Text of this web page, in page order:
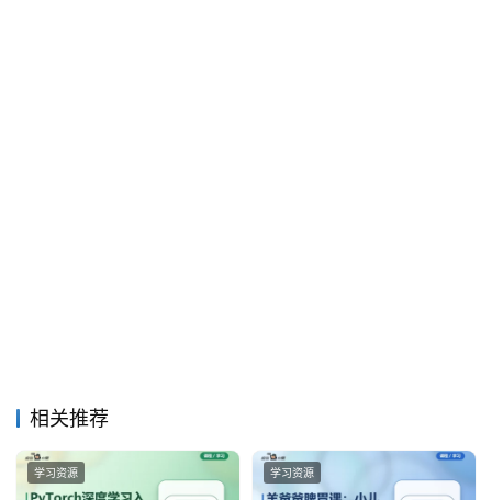
相关推荐
学习资源 学习资源